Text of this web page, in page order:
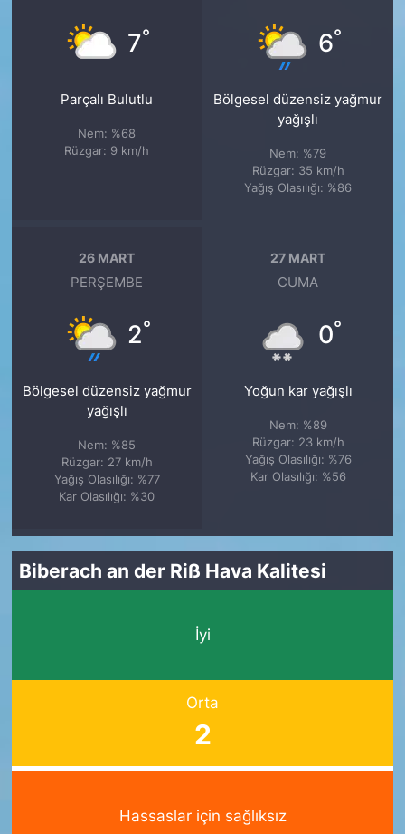
7°
Parçalı Bulutlu
Nem: %68
Rüzgar: 9 km/h
6°
Bölgesel düzensiz yağmur
yağışlı
Nem: %79
Rüzgar: 35 km/h
Yağış Olasılığı: %86
26 MART
PERŞEMBE
2°
Bölgesel düzensiz yağmur
yağışlı
Nem: %85
Rüzgar: 27 km/h
Yağış Olasılığı: %77
Kar Olasılığı: %30
27 MART
CUMA
0°
Yoğun kar yağışlı
Nem: %89
Rüzgar: 23 km/h
Yağış Olasılığı: %76
Kar Olasılığı: %56
Biberach an der Riß Hava Kalitesi
İyi
Orta
2
Hassaslar için sağlıksız